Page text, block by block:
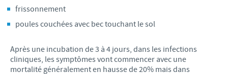
frissonnement
poules couchées avec bec touchant le sol
Après une incubation de 3 à 4 jours, dans les infections
cliniques, les symptômes vont commencer avec une
mortalité généralement en hausse de 20% mais dans